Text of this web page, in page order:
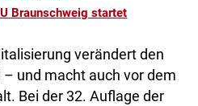
Braunschweig startet
verändert den
und macht auch vor dem
Bei der 32. Auflage der